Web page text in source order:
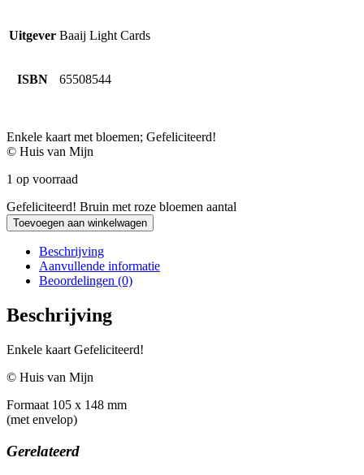
Uitgever Baaij Light Cards
ISBN 65508544
Enkele kaart met bloemen; Gefeliciteerd!
© Huis van Mijn
1 op voorraad
Gefeliciteerd! Bruin met roze bloemen aantal
Toevoegen aan winkelwagen
Beschrijving
Aanvullende informatie
Beoordelingen (0)
Beschrijving
Enkele kaart Gefeliciteerd!
© Huis van Mijn
Formaat 105 x 148 mm
(met envelop)
Gerelateerd